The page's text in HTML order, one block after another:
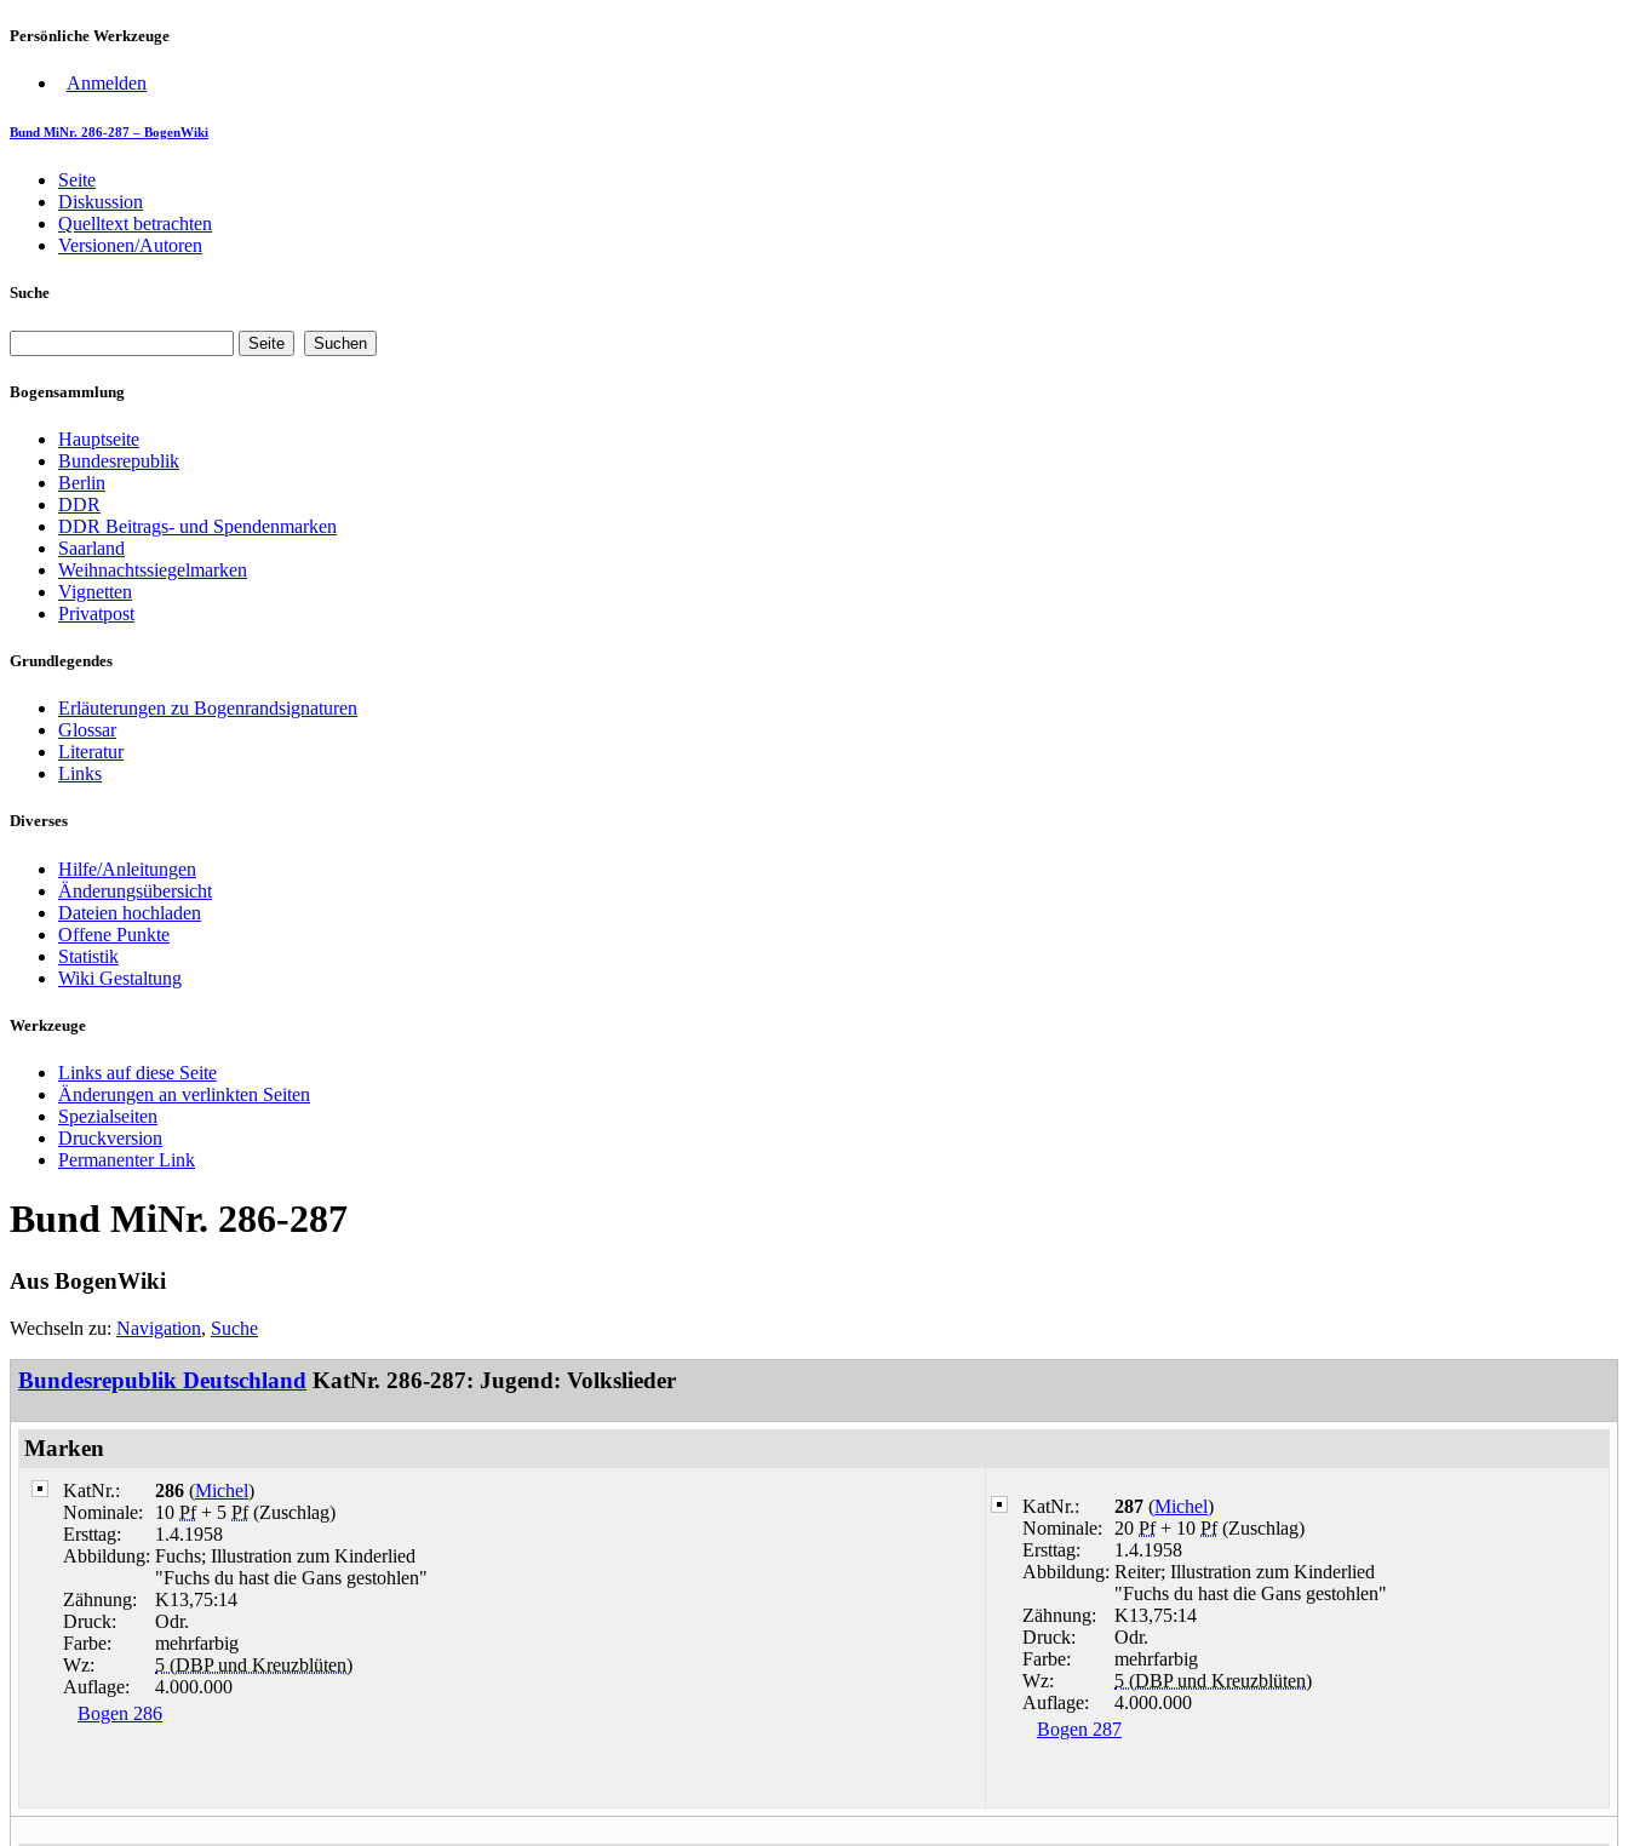
Persönliche Werkzeuge
Anmelden
Bund MiNr. 286-287 – BogenWiki
Seite
Diskussion
Quelltext betrachten
Versionen/Autoren
Suche
Bogensammlung
Hauptseite
Bundesrepublik
Berlin
DDR
DDR Beitrags- und Spendenmarken
Saarland
Weihnachtssiegelmarken
Vignetten
Privatpost
Grundlegendes
Erläuterungen zu Bogenrandsignaturen
Glossar
Literatur
Links
Diverses
Hilfe/Anleitungen
Änderungsübersicht
Dateien hochladen
Offene Punkte
Statistik
Wiki Gestaltung
Werkzeuge
Links auf diese Seite
Änderungen an verlinkten Seiten
Spezialseiten
Druckversion
Permanenter Link
Bund MiNr. 286-287
Aus BogenWiki
Wechseln zu: Navigation, Suche
Bundesrepublik Deutschland KatNr. 286-287: Jugend: Volkslieder
Marken
KatNr.: 286 (Michel)
Nominale:
10 Pf+ 5 Pf(Zuschlag)
Ersttag:
1.4.1958
Abbildung: Fuchs; Illustration zum Kinderlied
"Fuchs du hast die Gans gestohlen"
Zähnung:
K13,75:14
Druck:
Odr.
Farbe:
mehrfarbig
Wz:
5 (DBP und Kreuzblüten)
Auflage:
4.000.000
Bogen 286
KatNr.: 287 (Michel)
Nominale:
20 Pf+ 10 Pf(Zuschlag)
Ersttag:
1.4.1958
Abbildung: Reiter; Illustration zum Kinderlied
"Fuchs du hast die Gans gestohlen"
Zähnung:
K13,75:14
Druck:
Odr.
Farbe:
mehrfarbig
Wz:
5 (DBP und Kreuzblüten)
Auflage:
4.000.000
Bogen 287